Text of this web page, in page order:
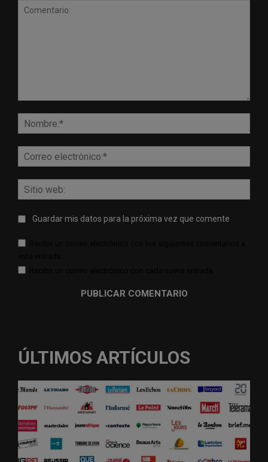
Guardar mis datos para la próxima vez que comente
ÚLTIMOS ARTÍCULOS